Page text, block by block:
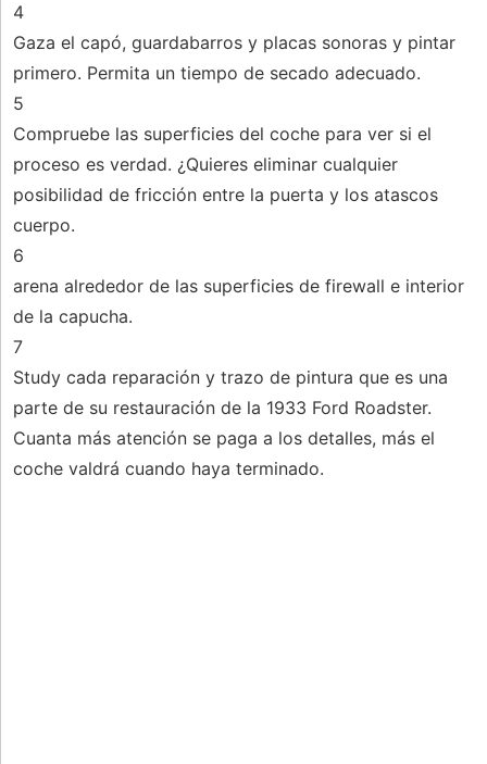
4
Gaza el capó, guardabarros y placas sonoras y pintar
primero. Permita un tiempo de secado adecuado.
5
Compruebe las superficies del coche para ver si el
proceso es verdad. ¿Quieres eliminar cualquier
posibilidad de fricción entre la puerta y los atascos
cuerpo.
6
arena alrededor de las superficies de firewall e interior
de la capucha.
7
Study cada reparación y trazo de pintura que es una
parte de su restauración de la 1933 Ford Roadster.
Cuanta más atención se paga a los detalles, más el
coche valdrá cuando haya terminado.